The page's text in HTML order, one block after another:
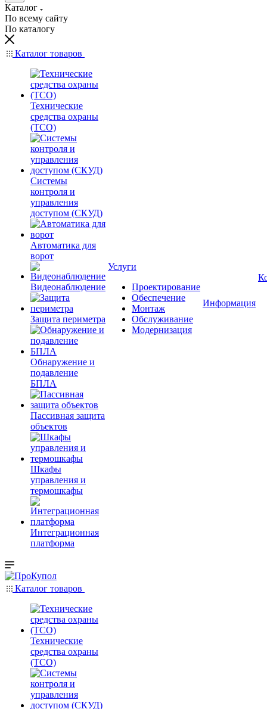
Каталог
По всему сайту
По каталогу
Каталог товаров
Технические
средства охраны
(ТСО)
Системы
контроля и
управления
доступом (СКУД)
Автоматика для
ворот
Видеонаблюдение
Защита периметра
Обнаружение и
подавление
БПЛА
Пассивная защита
объектов
Шкафы
управления и
термошкафы
Интеграционная
платформа
Услуги
Проектирование
Обеспечение
Монтаж
Обслуживание
Модернизация
Информация
Каталог товаров
Технические
средства охраны
(ТСО)